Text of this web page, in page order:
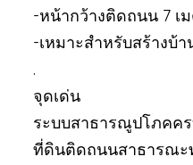
-หน้ากว้างติดถนน 7 เ
-เหมาะสำหรับสร้างบ้
.
จุดเด่น
ระบบสาธารณูปโภคค
ที่ดินติดถนนสาธารณะ